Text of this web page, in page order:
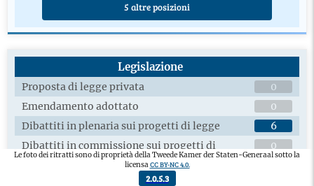
5 altre posizioni
Legislazione
Proposta di legge privata
0
Emendamento adottato
0
Dibattiti in plenaria sui progetti di legge
6
Dibattiti in commissione sui progetti di
legge
0
Adottato disegno di legge dei membri
Le foto dei ritratti sono di proprietà della Tweede Kamer der Staten-Generaal sotto la
licensaCC BY-NC 4.0.
2.0.5.3